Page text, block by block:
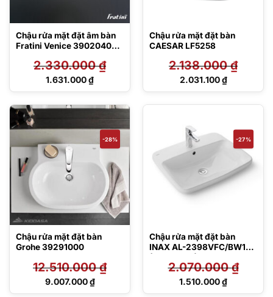
Chậu rửa mặt đặt âm bàn
Fratini Venice 39020408
2.330.000₫
Giá
2.330.000 ₫.
1.631.000₫
Giá
tại
1.631.000 ₫.
Chậu rửa mặt đặt bàn
CAESAR LF5258
2.138.000₫
Giá
2.138.000 ₫.
2.031.100₫
Giá
2.031.100 ₫.
-28%
Chậu rửa mặt đặt bàn
Grohe 39291000
12.510.000₫
Giá
9.007.000₫
Giá
-27%
Chậu rửa mặt đặt bàn
INAX AL-2398VFC/BW1
dùng cho vòi 1 lỗ
2.070.000₫
Giá
1.510.000₫
Giá